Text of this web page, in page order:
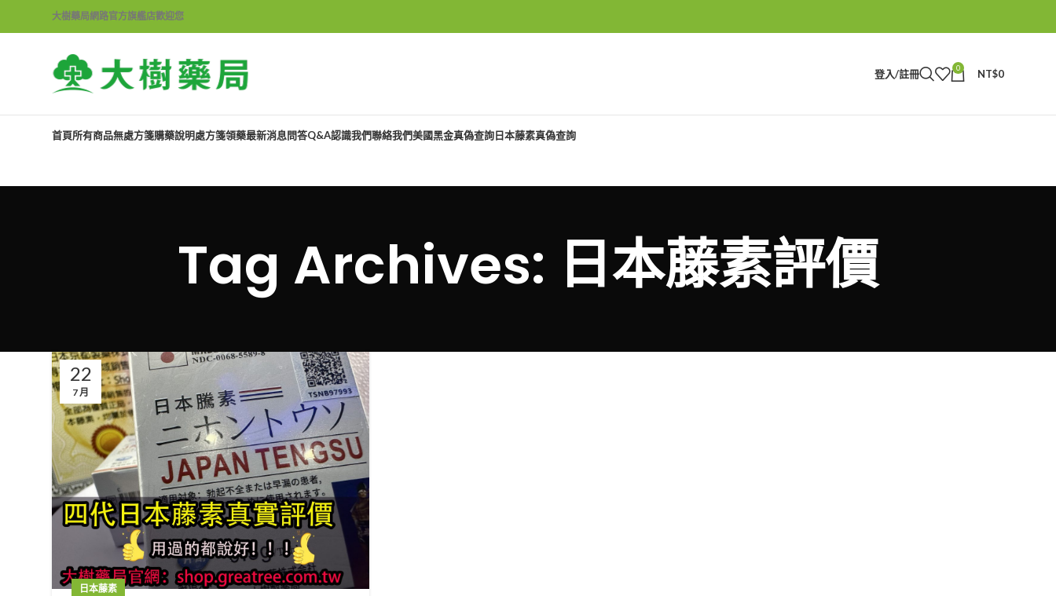
大樹藥局網路官方旗艦店歡迎您
登入/註冊 0 NT$0
首頁所有商品無處方箋購藥說明處方箋領藥最新消息問答Q&A認識我們聯絡我們美國黑金真偽查詢日本藤素真偽查詢
Tag Archives: 日本藤素評價
22
7 月
日本藤素